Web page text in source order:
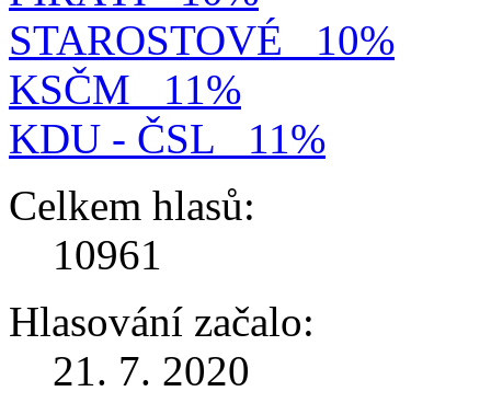
STAROSTOVÉ
10%
KSČM
11%
KDU - ČSL
11%
Celkem hlasů:
10961
Hlasování začalo:
21. 7. 2020